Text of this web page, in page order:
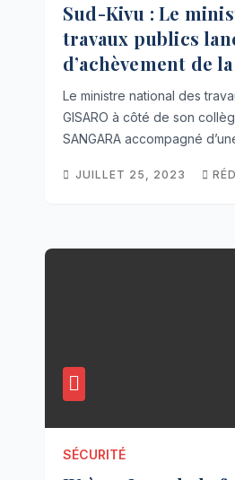
Sud-Kivu : Le
travaux publics
d’achèvement de la
Le ministre national des
GISARO à côté de son
SANGARA accompagné
JUILLET 25, 2023
SÉCURITÉ